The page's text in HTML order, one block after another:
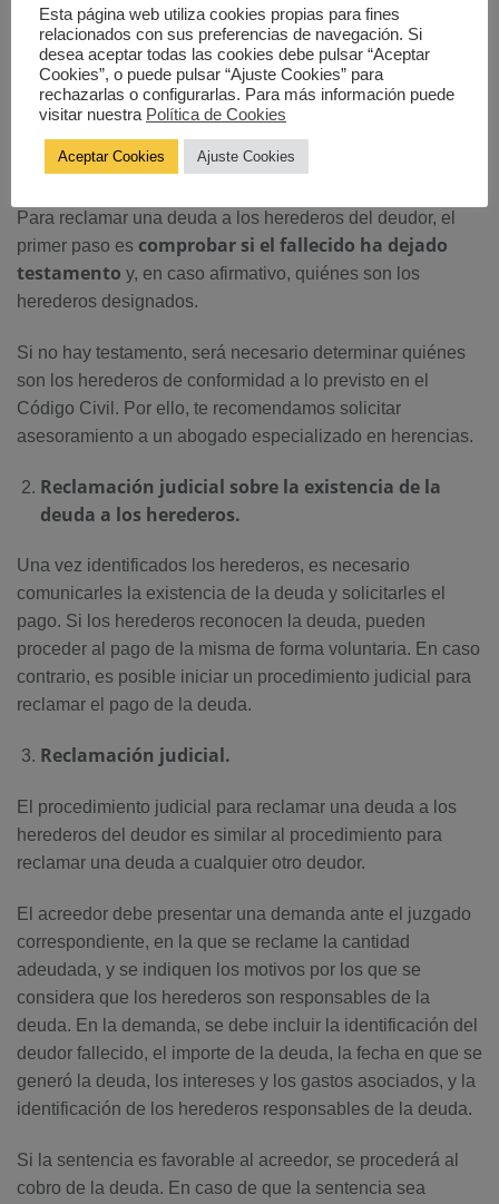
deduciendo su parte proporcionalcomo tal heredero.
¿Cómo reclamar una deuda a los herederos
del deudor?
Comprobar que existe Testamento e identificar a
los herederos.
Para reclamar una deuda a los herederos del deudor, el
primer paso es comprobar si el fallecido ha dejado
testamento y, en caso afirmativo, quiénes son los
herederos designados.
Si no hay testamento, será necesario determinar quiénes
son los herederos de conformidad a lo previsto en el
Código Civil. Por ello, te recomendamos solicitar
asesoramiento a un abogado especializado en herencias.
Reclamación judicial sobre la existencia de la
deuda a los herederos.
Una vez identificados los herederos, es necesario
comunicarles la existencia de la deuda y solicitarles el
pago. Si los herederos reconocen la deuda, pueden
proceder al pago de la misma de forma voluntaria. En caso
contrario, es posible iniciar un procedimiento judicial para
reclamar el pago de la deuda.
Reclamación judicial.
El procedimiento judicial para reclamar una deuda a los
herederos del deudor es similar al procedimiento para
reclamar una deuda a cualquier otro deudor.
El acreedor debe presentar una demanda ante el juzgado
correspondiente, en la que se reclame la cantidad
adeudada, y se indiquen los motivos por los que se
considera que los herederos son responsables de la
deuda. En la demanda, se debe incluir la identificación del
deudor fallecido, el importe de la deuda, la fecha en que se
generó la deuda, los intereses y los gastos asociados, y la
identificación de los herederos responsables de la deuda.
Si la sentencia es favorable al acreedor, se procederá al
cobro de la deuda. En caso de que la sentencia sea
Esta página web utiliza cookies propias para fines
relacionados con sus preferencias de navegación. Si
desea aceptar todas las cookies debe pulsar “Aceptar
Cookies”, o puede pulsar “Ajuste Cookies” para
rechazarlas o configurarlas. Para más información puede
visitar nuestra Política de Cookies
Aceptar Cookies Ajuste Cookies